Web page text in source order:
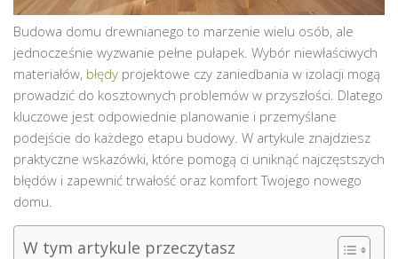
Budowa domu drewnianego to marzenie wielu osób, ale
jednocześnie wyzwanie pełne pułapek. Wybór niewłaściwych
materiałów, błędy projektowe czy zaniedbania w izolacji mogą
prowadzić do kosztownych problemów w przyszłości. Dlatego
kluczowe jest odpowiednie planowanie i przemyślane
podejście do każdego etapu budowy. W artykule znajdziesz
praktyczne wskazówki, które pomogą ci uniknąć najczęstszych
błędów i zapewnić trwałość oraz komfort Twojego nowego
domu.
W tym artykule przeczytasz